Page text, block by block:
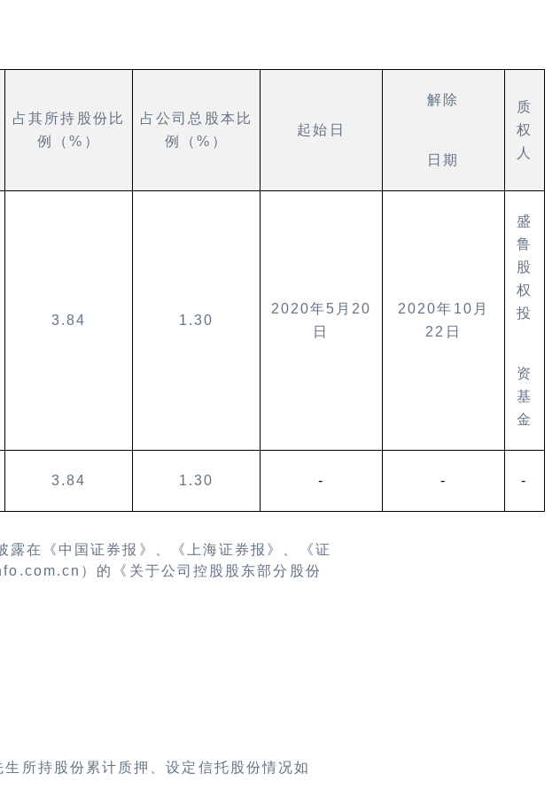
占其所持股份比
例（% ）
占公司总股本比
例（% ）
起始日
解除
日期
质
权
人
3.84 1.30
2020年5 月 20
日
2020年 10 月
22 日
盛
鲁
股
权
投
资
基
金
3.84 1.30 - - -
露在《中国证券报》、《上海证券报》、《证
）的《关于公司控股股东部分股份
所持股份累计质押、设定信托股份情况如